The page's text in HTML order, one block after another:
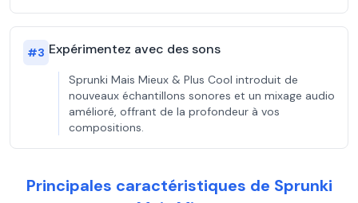
#3 Expérimentez avec des sons
Sprunki Mais Mieux & Plus Cool introduit de
nouveaux échantillons sonores et un mixage audio
amélioré, offrant de la profondeur à vos
compositions.
Principales caractéristiques de Sprunki